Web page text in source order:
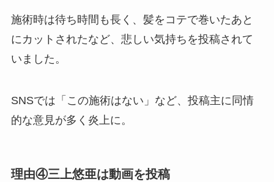
施術時は待ち時間も長く、髪をコテで巻いたあと
にカットされたなど、悲しい気持ちを投稿されて
いました。
SNSでは「この施術はない」など、投稿主に同情
的な意見が多く炎上に。
理由④三上悠亜は動画を投稿